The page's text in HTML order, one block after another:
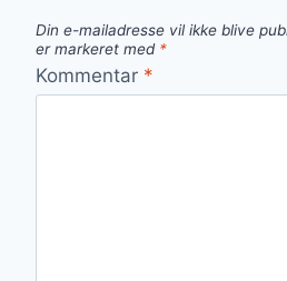
Din e-mailadresse vil ikke blive
er markeret med *
Kommentar *